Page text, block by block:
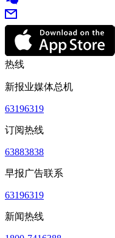
热线
新报业媒体总机
63196319
订阅热线
63883838
早报广告联系
63196319
新闻热线